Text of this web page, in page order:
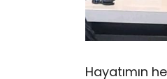
Hayatımın